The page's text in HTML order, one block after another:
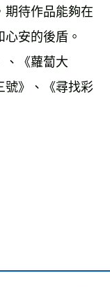
期待作品能夠在
安的後盾。
、《蘿蔔大
號》、《尋找彩